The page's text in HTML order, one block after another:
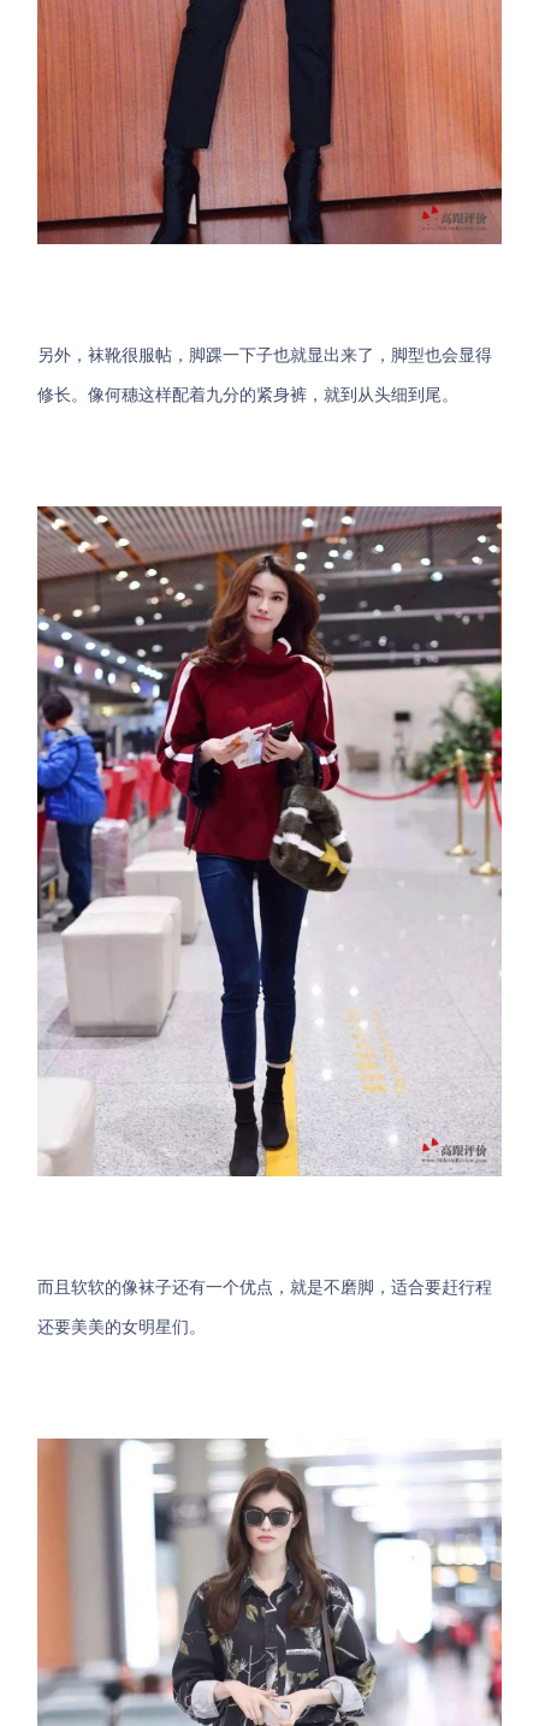
另外，袜靴很服帖，脚踝一下子也就显出来了，脚型也会显得
修长。像何穗这样配着九分的紧身裤，就到从头细到尾。
而且软软的像袜子还有一个优点，就是不磨脚，适合要赶行程
还要美美的女明星们。